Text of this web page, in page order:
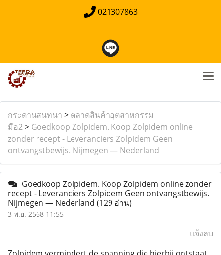
021307863
กระดานสนทนา > ตลาดสินค้าอุตสาหกรรม
มือ2> Goedkoop Zolpidem. Koop Zolpidem online
zonder recept - Leveranciers Zolpidem Geen
ontvangstbewijs. Nijmegen — Nederland
Goedkoop Zolpidem. Koop Zolpidem online zonder
recept - Leveranciers Zolpidem Geen ontvangstbewijs.
Nijmegen — Nederland (129 อ่าน)
3 พ.ย. 2568 11:55
แจ้งลบ